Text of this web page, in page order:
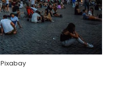
Pixabay